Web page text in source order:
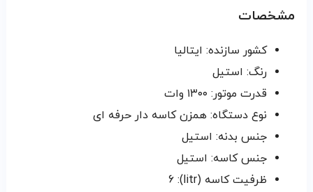
مشخصات
کشور سازنده: ایتالیا
رنگ: استیل
قدرت موتور: ۱۳۰۰ وات
نوع دستگاه: همزن کاسه دار حرفه ای
جنس بدنه: استیل
جنس کاسه: استیل
ظرفیت کاسه (litr): 6